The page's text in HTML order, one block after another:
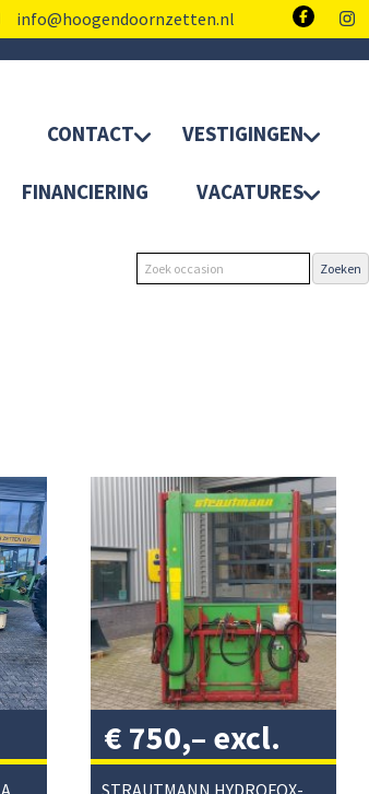
info@hoogendoornzetten.nl
CONTACT VESTIGINGEN
FINANCIERING VACATURES
€ 750,– excl.